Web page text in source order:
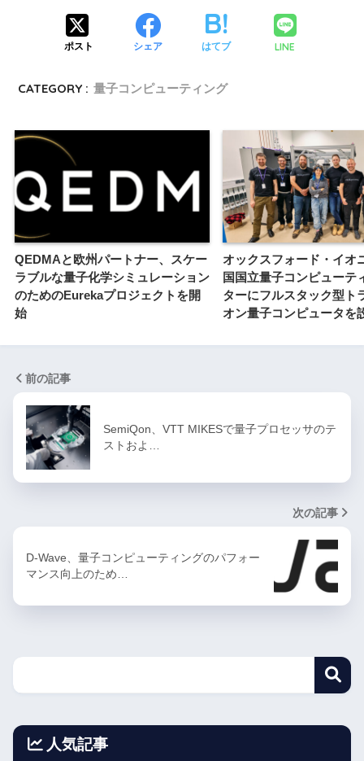
ポスト シェア はてブ LINE
CATEGORY : 量子コンピューティング
QEDMAと欧州パートナー、スケー
ラブルな量子化学シミュレーション
のためのEurekaプロジェクトを開
始
オックスフォード・イオ
国国立量子コンピューテ
ターにフルスタック型ト
オン量子コンピュータを
前の記事
SemiQon、VTT MIKESで量子プロセッサのテ
ストおよ…
次の記事
D-Wave、量子コンピューティングのパフォー
マンス向上のため…
人気記事